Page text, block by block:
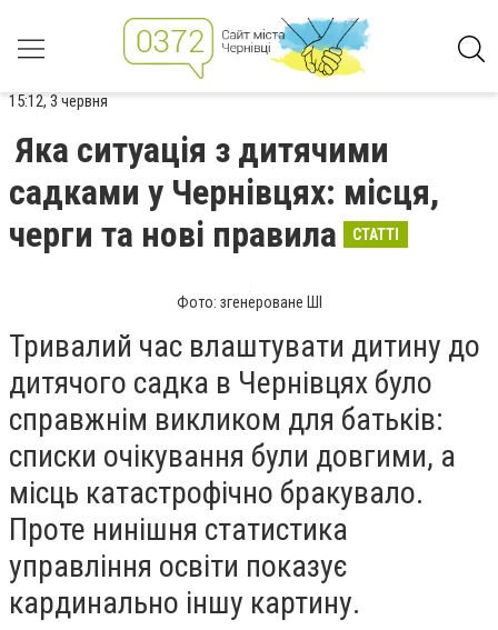
15:12, 3 червня
Яка ситуація з дитячими
садками у Чернівцях: місця,
черги та нові правила
СТАТТІ
Фото: згенероване ШІ
Тривалий час влаштувати дитину до
дитячого садка в Чернівцях було
справжнім викликом для батьків:
списки очікування були довгими, а
місць катастрофічно бракувало.
Проте нинішня статистика
управління освіти показує
кардинально іншу картину.